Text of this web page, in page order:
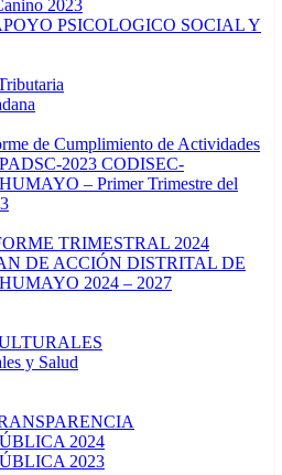
2023
PSICOLOGICO SOCIAL Y
de Cumplimiento de Actividades
2023 CODISEC-
– Primer Trimestre del
TRIMESTRAL 2024
DE ACCIÓN DISTRITAL DE
2024 – 2027
y Salud
2024
2023